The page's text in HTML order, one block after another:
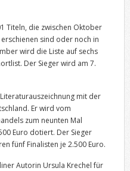
Titeln, die zwischen Oktober
sind oder noch in
wird die Liste auf sechs
Der Sieger wird am 7.
mit der
Er wird vom
zum neunten Mal
Euro dotiert. Der Sieger
fünf Finalisten je 2.500 Euro.
Autorin Ursula Krechel für